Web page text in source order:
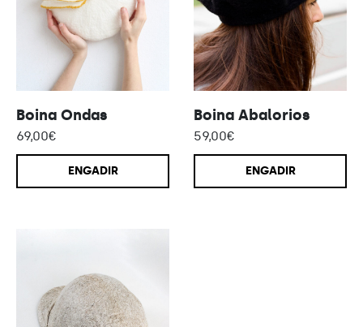
Boina Ondas
69,00€
ENGADIR
Boina Abalorios
59,00€
ENGADIR